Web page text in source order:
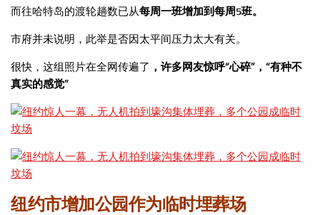
而往哈特岛的渡轮趟数已从每周一班增加到每周5班。
市府并未说明，此举是否因太平间压力太大有关。
很快，这组照片在全网传遍了 ，许多网友惊呼“心碎”，“有种不
真实的感觉”
纽约市增加公园作为临时埋葬场